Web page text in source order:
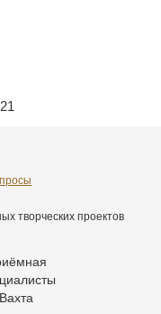
творческих проектов